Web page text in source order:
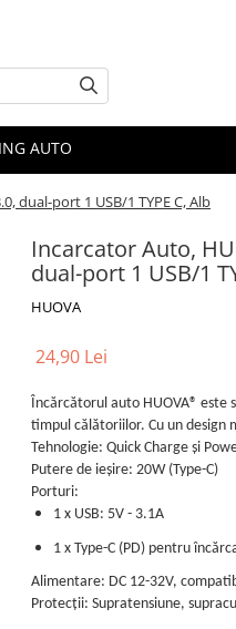
AUTO
dual-port 1 USB/1 TYPE C, Alb
Incarcator Auto,
dual-port 1 USB/1
HUOVA
24,90 Lei
Încărcătorul auto HUOVA®
timpul călătoriilor. Cu un design
Tehnologie: Quick Charge și
Putere de ieșire: 20W (Type-C)
Porturi:
1 x USB: 5V - 3.1A
1 x Type-C (PD) pentru
Alimentare: DC 12-32V,
Protecții: Supratensiune,